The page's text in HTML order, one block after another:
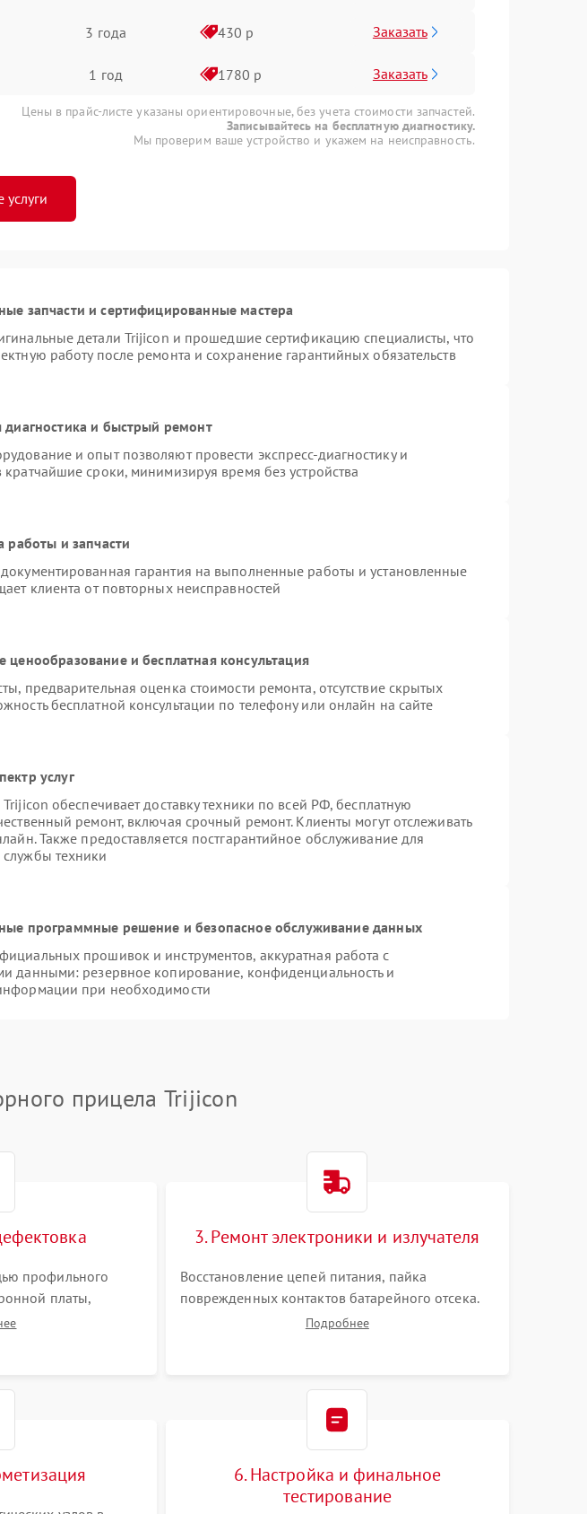
3 года 430 р Заказать
1 год 1780 р Заказать
Цены в прайс-листе указаны ориентировочные, без учета стоимости запчастей.
Записывайтесь на бесплатную диагностику.
Мы проверим ваше устройство и укажем на неисправность.
услуги
запчасти и сертифицированные мастера
детали Trijicon и прошедшие сертификацию специалисты, что
работу после ремонта и сохранение гарантийных обязательств
диагностика и быстрый ремонт
и опыт позволяют провести экспресс-диагностику и
кратчайшие сроки, минимизируя время без устройства
работы и запчасти
документированная гарантия на выполненные работы и установленные
клиента от повторных неисправностей
ценообразование и бесплатная консультация
предварительная оценка стоимости ремонта, отсутствие скрытых
бесплатной консультации по телефону или онлайн на сайте
услуг
обеспечивает доставку техники по всей РФ, бесплатную
ремонт, включая срочный ремонт. Клиенты могут отслеживать
Также предоставляется постгарантийное обслуживание для
техники
программные решение и безопасное обслуживание данных
прошивок и инструментов, аккуратная работа с
данными: резервное копирование, конфиденциальность и
при необходимости
прицела Trijicon
профильного
платы,
излучателя, а
3. Ремонт электроники и излучателя
Восстановление цепей питания, пайка
поврежденных контактов батарейного отсека.
Замена вышедшего из строя светодиода или
Подробнее
6. Настройка и финальное
тестирование